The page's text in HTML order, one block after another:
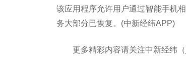
该应用程序允许用户通过智能手机
务大部分已恢复。(中新经纬APP)
更多精彩内容请关注中新经纬